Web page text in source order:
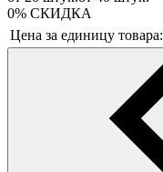
0% СКИДКА
Цена за единицу товара: